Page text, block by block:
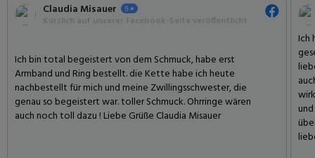
Claudia Misauer
Ich bin total begeistert von dem Schmuck, habe erst
Armband und Ring bestellt. die Kette habe ich heute
nachbestellt für mich und meine Zwillingsschwester, die
genau so begeistert war. toller Schmuck. Ohrringe wären
auch noch toll dazu ! Liebe Grüße Claudia Misauer
Ich